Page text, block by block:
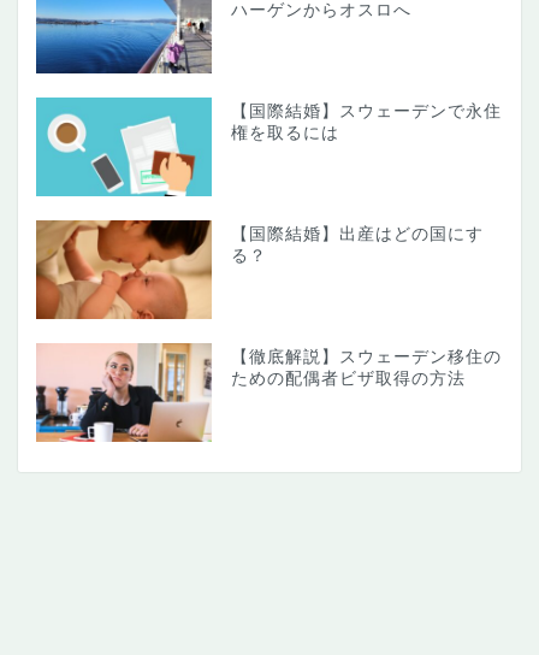
ハーゲンからオスロへ
【国際結婚】スウェーデンで永住
権を取るには
【国際結婚】出産はどの国にす
る？
【徹底解説】スウェーデン移住の
ための配偶者ビザ取得の方法